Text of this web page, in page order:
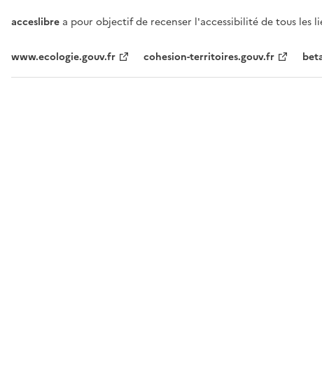
acceslibre a pour objectif de recenser l'accessibilité de tous les
www.ecologie.gouv.fr cohesion-territoires.gouv.fr